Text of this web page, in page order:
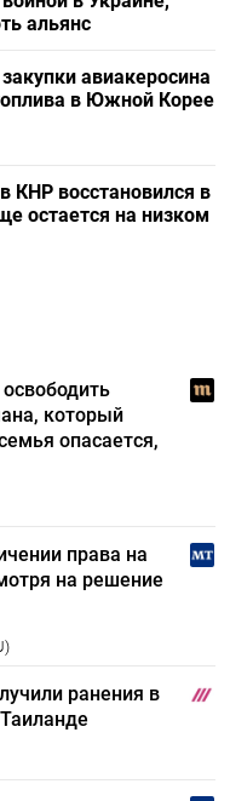
альянс
авиакеросина
в Южной Корее
КНР восстановился в
остается на низком